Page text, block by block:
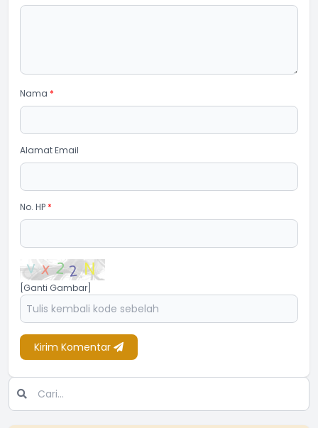
Nama *
Alamat Email
No. HP *
[Ganti Gambar]
Kirim Komentar